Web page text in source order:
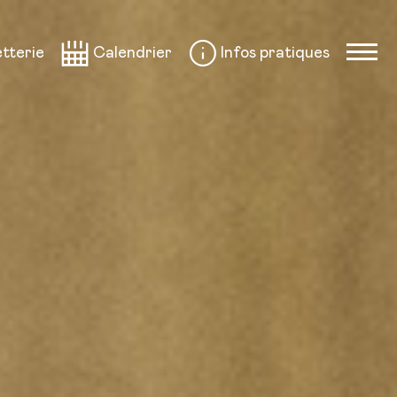
Calendrier Infos pratiques